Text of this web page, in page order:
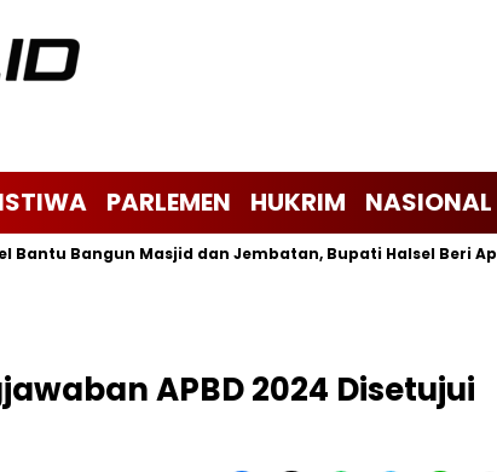
PARLEMEN HUKRIM NASIONAL
Bangun Masjid dan Jembatan, Bupati Halsel Beri Apresiasi
APBD 2024 Disetujui